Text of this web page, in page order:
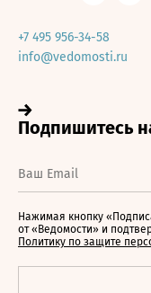
+7 495 956-34-58
info@vedomosti.ru
Нажимая кнопку
от «Ведомости» и
Политику по защите